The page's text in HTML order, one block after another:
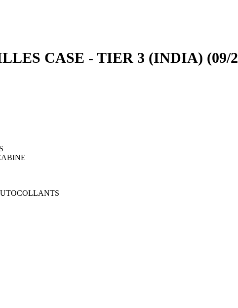
CASE - TIER 3 (INDIA) (09/